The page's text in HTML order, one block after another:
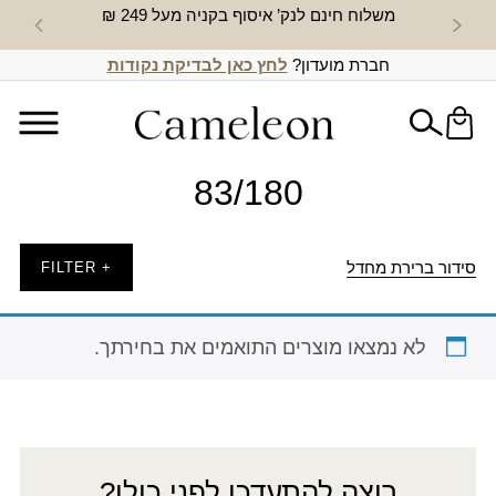
משלוח חינם לנק’ איסוף בקניה מעל 249 ₪ חדש
חברת מועדון? לחץ כאן לבדיקת נקודות
83/180
סידור ברירת מחדל + FILTER
לא נמצאו מוצרים התואמים את בחירתך.